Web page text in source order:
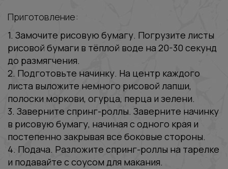
Приготовление:
1. Замочите рисовую бумагу. Погрузите листы
рисовой бумаги в тёплой воде на 20-30 секунд
до размягчения.
2. Подготовьте начинку. На центр каждого
листа выложите немного рисовой лапши,
полоски моркови, огурца, перца и зелени.
3. Заверните спринг-роллы. Заверните начинку
в рисовую бумагу, начиная с одного края и
постепенно закрывая все боковые стороны.
4. Подача. Разложите спринг-роллы на тарелке
и подавайте с соусом для макания.